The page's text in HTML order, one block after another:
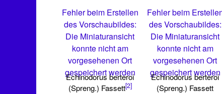
Fehler beim Erstellen
des Vorschaubildes:
Die Miniaturansicht
konnte nicht am
vorgesehenen Ort
gespeichert werden
Echinodorus berteroi
(Spreng.) Fassett[2]
Fehler beim
des Vorschaubildes:
Die Miniaturansicht
konnte nicht am
vorgesehenen Ort
gespeichert werden
Echinodorus berteroi
(Spreng.) Fassett